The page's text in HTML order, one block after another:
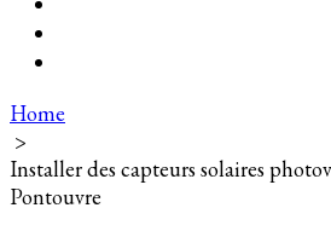
Home
>
Installer des capteurs solaires
Pontouvre